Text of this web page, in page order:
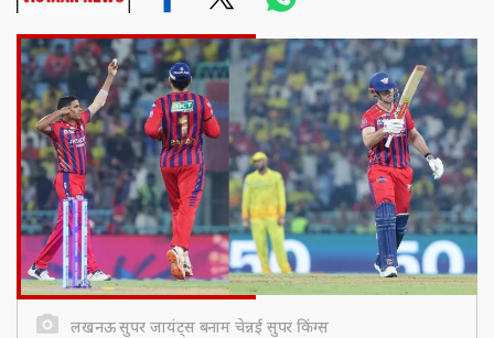
लखनऊ सुपर जायंट्स बनाम चेन्नई सुपर किंग्स